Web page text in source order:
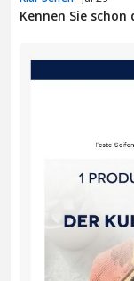
Kennen Sie